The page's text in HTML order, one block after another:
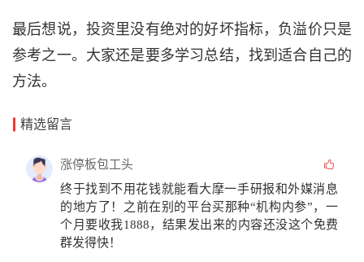
最后想说，投资里没有绝对的好坏指标，负溢价只是
参考之一。大家还是要多学习总结，找到适合自己的
方法。
精选留言
涨停板包工头
终于找到不用花钱就能看大摩一手研报和外媒消息
的地方了！之前在别的平台买那种“机构内参”，一
个月要收我1888，结果发出来的内容还没这个免费
群发得快！